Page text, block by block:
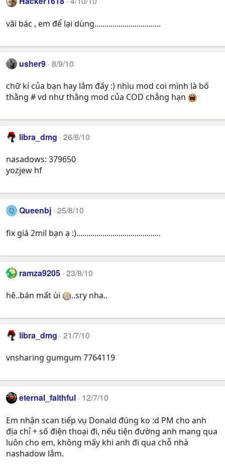
vãi bác , em để lại dùng.................................
usher9 8/9/10
chữ kí của bạn hay lắm đấy :) nhìu mod coi mình là bố
thằng # vd như thằng mod của COD chẳng hạn
libra_dmg 26/8/10
nasadows: 379650
yozjew hf
Q Queenbj 25/8/10
fix giá 2mil bạn ạ :)..........................................
ramza9205 23/8/10
hê..bán mất ùi ..sry nha..
libra_dmg 21/7/10
vnsharing gumgum 7764119
eternal_faithful 12/7/10
Em nhận scan tiếp vụ Donald đúng ko :d PM cho anh
địa chỉ + số điện thoại đi, nếu tiện đường anh mang qua
luôn cho em, không mấy khi anh đi qua chỗ nhà
nashadow lắm.